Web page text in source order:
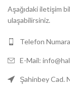
Aşağıdaki iletişim
ulaşabilirsiniz.
Telefon
E-Mail:
Şahinbey Cad.